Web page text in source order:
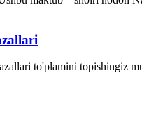
to'plamini topishingiz